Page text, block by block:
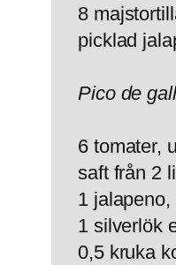
8
picklad
Pico de
6 tomater,
saft från 2
1
1 silverlök
0,5 kruka